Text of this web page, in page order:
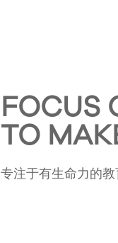
FOCUS
TO
专注于有生命力的教